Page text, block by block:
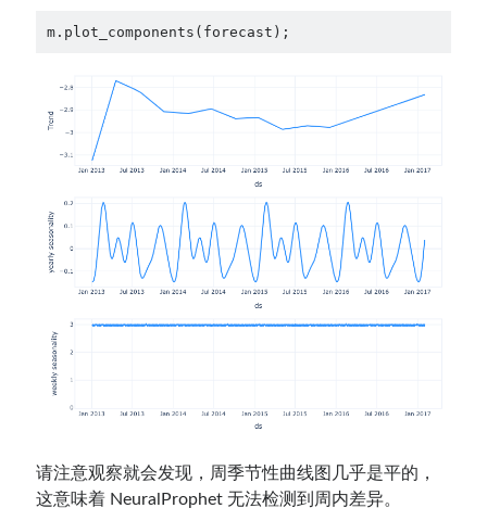
m.plot_components(forecast);
请注意观察就会发现，周季节性曲线图几乎是平的，
这意味着 NeuralProphet 无法检测到周内差异。